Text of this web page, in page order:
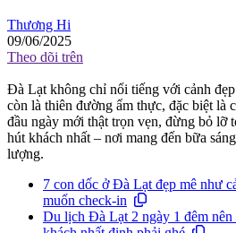
Thương Hi
09/06/2025
Theo dõi trên
Đà Lạt không chỉ nổi tiếng với cảnh
còn là thiên đường ẩm thực, đặc biệt là
đầu ngày mới thật trọn vẹn, đừng bỏ lỡ
hút khách nhất – nơi mang đến bữa
lượng.
7 con dốc ở Đà Lạt đẹp mê như
muốn check-in
Du lịch Đà Lạt 2 ngày 1 đêm nên